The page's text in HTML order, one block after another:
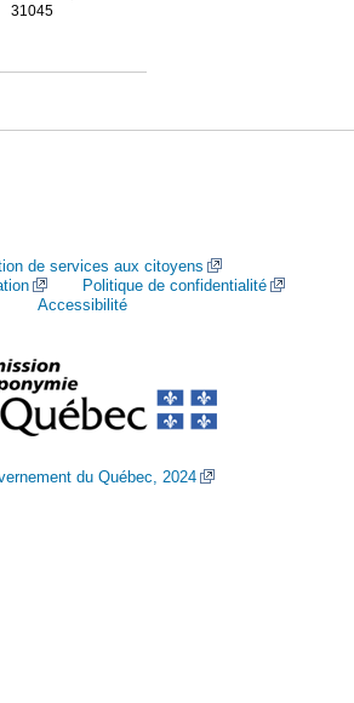
31045
de services aux citoyens
Politique de confidentialité
Accessibilité
du Québec, 2024